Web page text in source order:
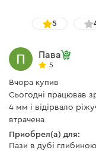
5
Пава
5
Вчора купив
Сьогодні працював
4 мм і відірвало
втрачена
Приобрел(а) для:
Пази в дубі